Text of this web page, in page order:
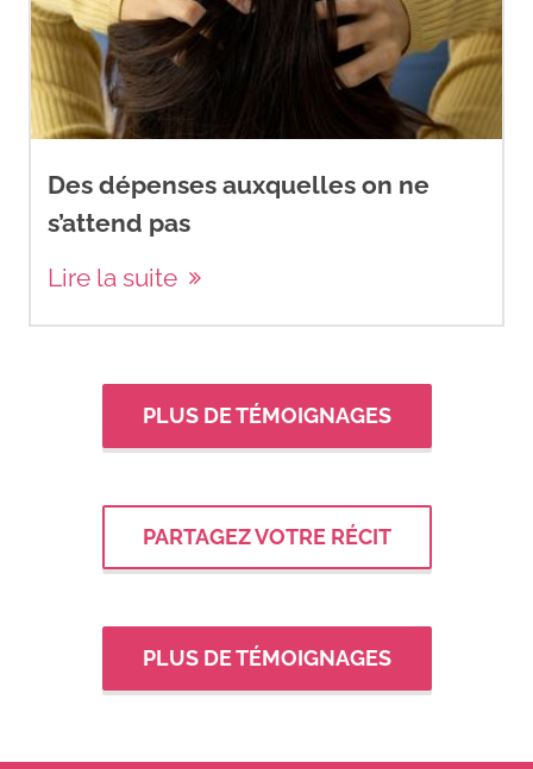
Des dépenses auxquelles on ne
s’attend pas
Lire la suite
PLUS DE TÉMOIGNAGES
PARTAGEZ VOTRE RÉCIT
PLUS DE TÉMOIGNAGES